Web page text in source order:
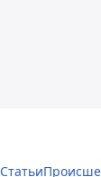
Статьи